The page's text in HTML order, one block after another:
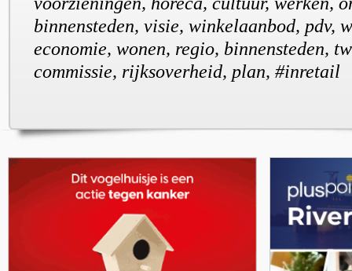
binnensteden, visie, winkelaanbod, pdv,
economie, wonen, regio, binnensteden,
commissie, rijksoverheid, plan, #inretail